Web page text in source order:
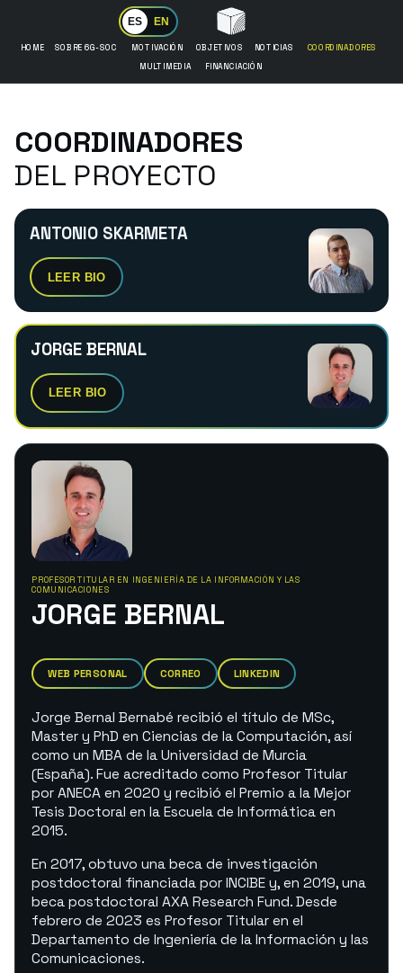
HOME SOBRE 6G-SOC MOTIVACIÓN OBJETIVOS NOTICIAS
COORDINADORES
MULTIMEDIA
FINANCIACIÓN
ES EN
COORDINADORES
DEL PROYECTO
ANTONIO SKARMETA
LEER BIO
JORGE BERNAL
LEER BIO
PROFESOR TITULAR EN INGENIERÍA DE LA INFORMACIÓN Y LAS
COMUNICACIONES
JORGE BERNAL
WEB PERSONAL CORREO LINKEDIN
Jorge Bernal Bernabé recibió el título de MSc,
Master y PhD en Ciencias de la Computación, así
como un MBA de la Universidad de Murcia
(España). Fue acreditado como Profesor Titular
por ANECA en 2020 y recibió el Premio a la Mejor
Tesis Doctoral en la Escuela de Informática en
2015.
En 2017, obtuvo una beca de investigación
postdoctoral financiada por INCIBE y, en 2019, una
beca postdoctoral AXA Research Fund. Desde
febrero de 2023 es Profesor Titular en el
Departamento de Ingeniería de la Información y las
Comunicaciones.